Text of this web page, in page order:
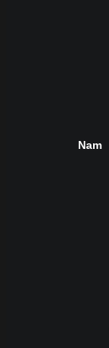
Nam